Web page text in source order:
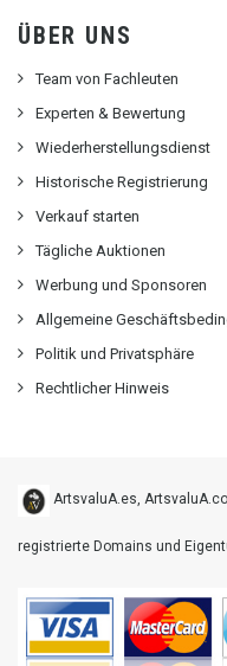
ÜBER UNS
Team von Fachleuten
Experten & Bewertung
Wiederherstellungsdienst
Historische Registrierung
Verkauf starten
Tägliche Auktionen
Werbung und Sponsoren
Allgemeine
Politik und Privatsphäre
Rechtlicher Hinweis
ArtsvaluA.es,
registrierte Domains und